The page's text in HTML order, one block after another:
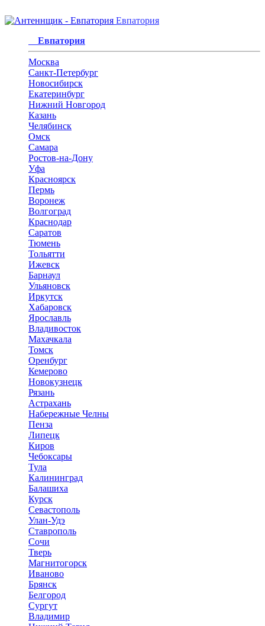
Евпатория
Евпатория
Москва
Санкт-Петербург
Новосибирск
Екатеринбург
Нижний Новгород
Казань
Челябинск
Омск
Самара
Ростов-на-Дону
Уфа
Красноярск
Пермь
Воронеж
Волгоград
Краснодар
Саратов
Тюмень
Тольятти
Ижевск
Барнаул
Ульяновск
Иркутск
Хабаровск
Ярославль
Владивосток
Махачкала
Томск
Оренбург
Кемерово
Новокузнецк
Рязань
Астрахань
Набережные Челны
Пенза
Липецк
Киров
Чебоксары
Тула
Калининград
Балашиха
Курск
Севастополь
Улан-Удэ
Ставрополь
Сочи
Тверь
Магнитогорск
Иваново
Брянск
Белгород
Сургут
Владимир